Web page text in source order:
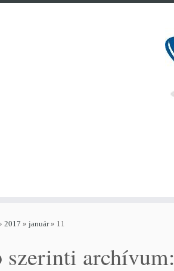
2017 » január » 11
szerinti archívum: